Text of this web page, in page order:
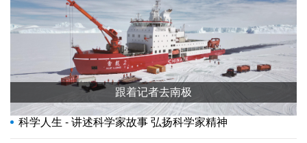
跟着记者去南极
科学人生 - 讲述科学家故事 弘扬科学家精神